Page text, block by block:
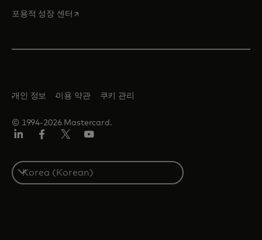
포용적 성장 센터 새 탭에서 열림
© 1994-2026 Mastercard.
개인 정보 이용 약관 쿠키 관리
S
e
In
ook
터/
X
브